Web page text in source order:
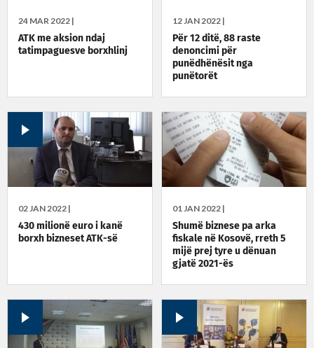
24 MAR 2022 |
ATK me aksion ndaj
tatimpaguesve borxhlinj
12 JAN 2022 |
Për 12 ditë, 88 raste
denoncimi për
punëdhënësit nga
punëtorët
02 JAN 2022 |
430 milionë euro i kanë
borxh bizneset ATK-së
01 JAN 2022 |
Shumë biznese pa arka
fiskale në Kosovë, rreth 5
mijë prej tyre u dënuan
gjatë 2021-ës